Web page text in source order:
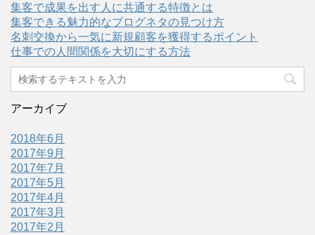
集客で成果を出す人に共通する特徴とは
集客できる魅力的なブログネタの見つけ方
名刺交換から一気に新規顧客を獲得するポイント
仕事での人間関係を大切にする方法
アーカイブ
2018年6月
2017年9月
2017年7月
2017年5月
2017年4月
2017年3月
2017年2月